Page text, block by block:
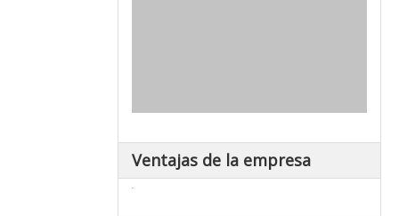
Ventajas de la empresa